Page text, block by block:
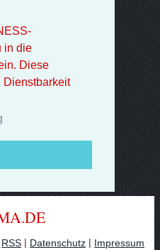
in die
Diese
RSS | Datenschutz | Impressum